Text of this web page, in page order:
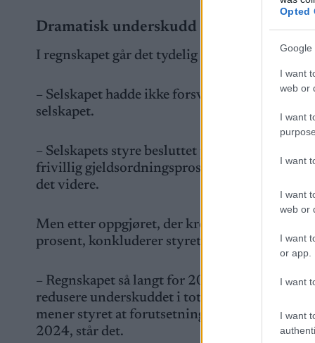
Opted
Google
I want
web or
I want
I want
I want
web or
I want
or app.
I want
I want
Dramatisk underskudd
I regnskapet går det tydelig fram at selskapet
– Selskapet hadde ikke forsvarlig egenkapital
selskapet.
– Selskapets styre besluttet på styremøte
frivillig gjeldsordningsprosess, da foreløpig
det videre.
Men etter oppgjøret, der kreditorene gikk
prosent, konkluderer styret med at det er
– Regnskapet så langt for 2025 viser et
redusere underskuddet i totalprosjektet. Som
mener styret at forutsetningen om fortsatt
2024, står det.